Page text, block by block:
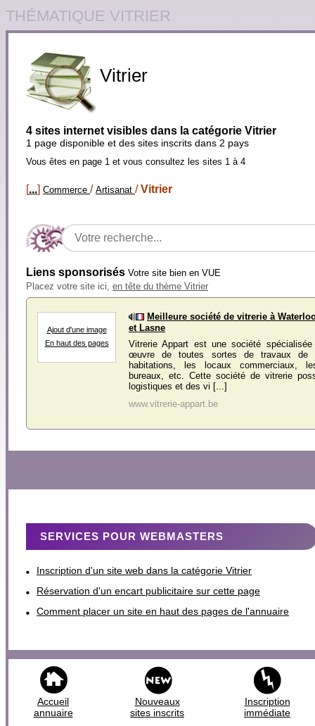
THÉMATIQUE VITRIER
Vitrier
4 sites internet visibles dans la catégorie Vitrier
1 page disponible et des sites inscrits dans 2 pays
Vous êtes en page 1 et vous consultez les sites 1 à 4
[...] Commerce / Artisanat /Vitrier
Liens sponsorisés Votre site bien en VUE
Placez votre site ici, en tête du thème Vitrier
Ajout d'une image
En haut des pages
Meilleure société de vitrerie à
et Lasne
Vitrerie Appart est une société
œuvre de toutes sortes de travaux de
habitations, les locaux commerciaux,
bureaux, etc. Cette société de vitrerie
logistiques et des vi [...]
www.vitrerie-appart.be
SERVICES POUR WEBMASTERS
Inscription d'un site web dans la catégorie Vitrier
Réservation d'un encart publicitaire sur cette page
Comment placer un site en haut des pages de l'annuaire
Accueil
annuaire
Nouveaux
sites inscrits
Inscription
immédiate